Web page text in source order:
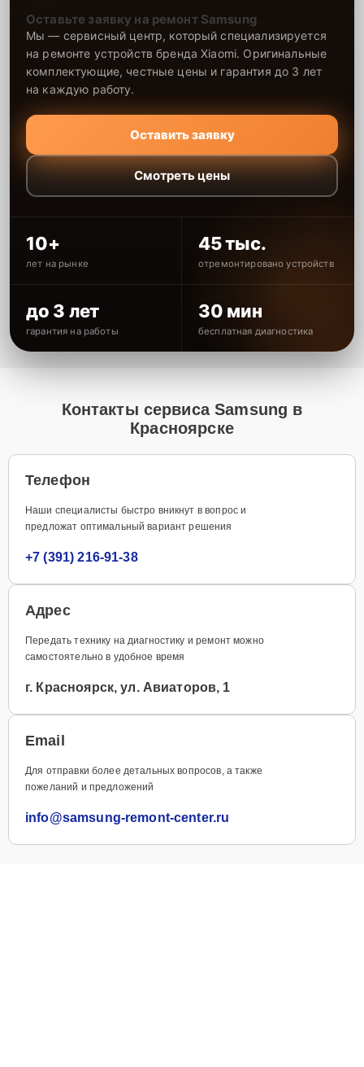
Оставьте заявку на ремонт Samsung
Мы — сервисный центр, который специализируется
на ремонте устройств бренда Xiaomi. Оригинальные
комплектующие, честные цены и гарантия до 3 лет
на каждую работу.
Оставить заявку
Смотреть цены
10+
лет на рынке
45 тыс.
отремонтировано устройств
до 3 лет
гарантия на работы
30 мин
бесплатная диагностика
Контакты сервиса Samsung в
Красноярске
Телефон
Наши специалисты быстро вникнут в вопрос и
предложат оптимальный вариант решения
+7 (391) 216-91-38
Адрес
Передать технику на диагностику и ремонт можно
самостоятельно в удобное время
г. Красноярск, ул. Авиаторов, 1
Email
Для отправки более детальных вопросов, а также
пожеланий и предложений
info@samsung-remont-center.ru